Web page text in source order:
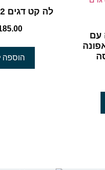
עם
לה קט דגים 7.2 קילוגרם
הוספה